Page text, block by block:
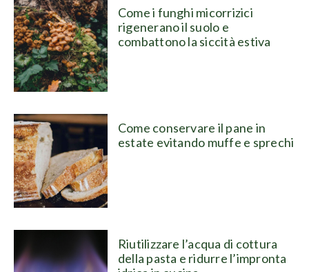
Come i funghi micorrizici
rigenerano il suolo e
combattono la siccità estiva
Come conservare il pane in
estate evitando muffe e sprechi
Riutilizzare l’acqua di cottura
della pasta e ridurre l’impronta